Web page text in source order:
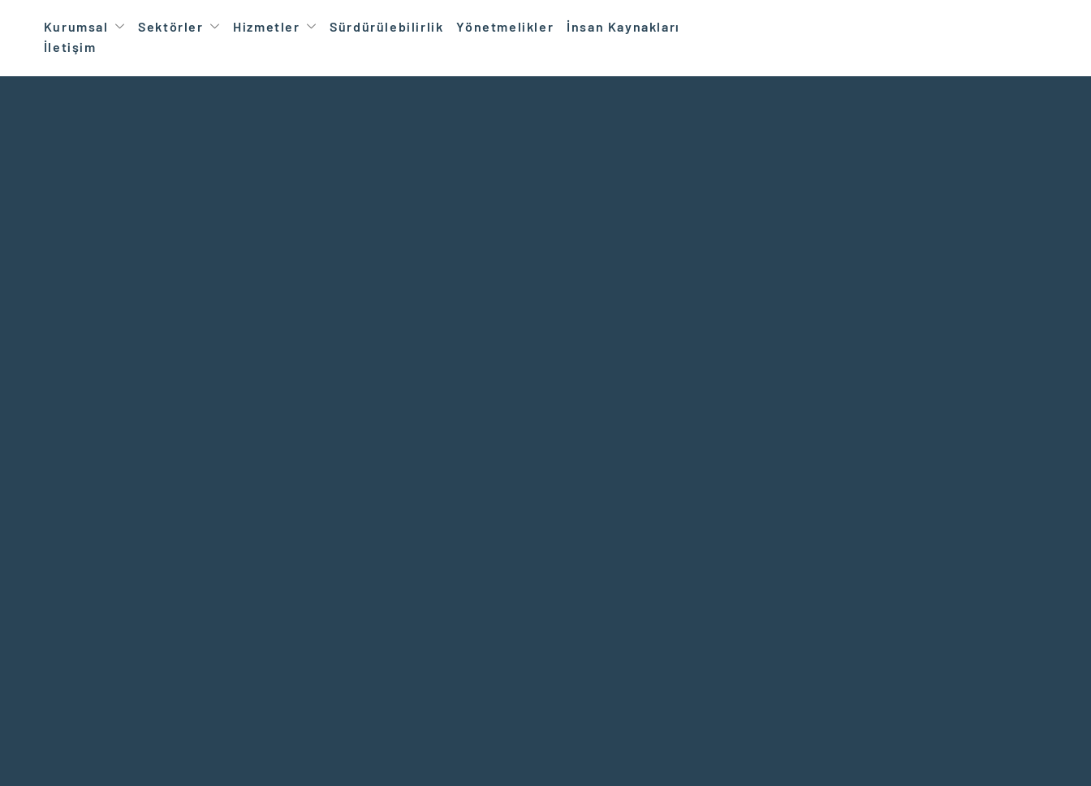
Kurumsal Sektörler Hizmetler Sürdürülebilirlik Yönetmelikler
İnsan Kaynakları
İletişim